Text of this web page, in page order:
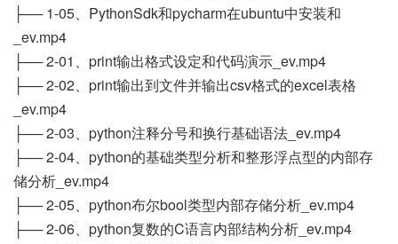
├── 1-05、PythonSdk和pycharm在ubuntu中安装和
_ev.mp4
├── 2-01、print输出格式设定和代码演示_ev.mp4
├── 2-02、print输出到文件并输出csv格式的excel表格
_ev.mp4
├── 2-03、python注释分号和换行基础语法_ev.mp4
├── 2-04、python的基础类型分析和整形浮点型的内部存
储分析_ev.mp4
├── 2-05、python布尔bool类型内部存储分析_ev.mp4
├── 2-06、python复数的C语言内部结构分析_ev.mp4